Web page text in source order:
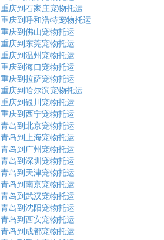
重庆到石家庄宠物托运
重庆到呼和浩特宠物托运
重庆到佛山宠物托运
重庆到东莞宠物托运
重庆到温州宠物托运
重庆到海口宠物托运
重庆到拉萨宠物托运
重庆到哈尔滨宠物托运
重庆到银川宠物托运
重庆到西宁宠物托运
青岛到北京宠物托运
青岛到上海宠物托运
青岛到广州宠物托运
青岛到深圳宠物托运
青岛到天津宠物托运
青岛到南京宠物托运
青岛到武汉宠物托运
青岛到沈阳宠物托运
青岛到西安宠物托运
青岛到成都宠物托运